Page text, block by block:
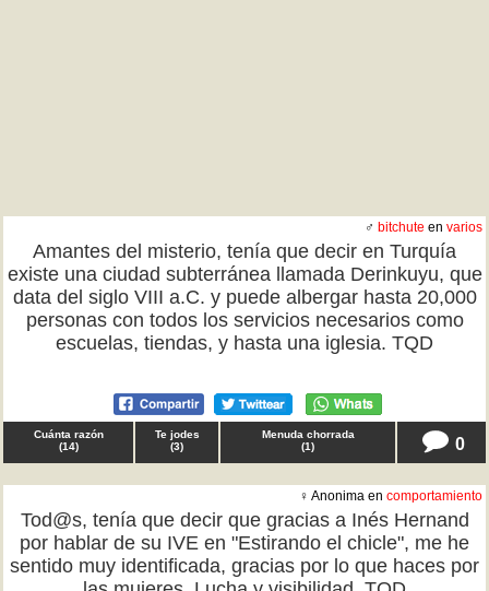
♂ bitchute en varios
Amantes del misterio, tenía que decir en Turquía
existe una ciudad subterránea llamada Derinkuyu, que
data del siglo VIII a.C. y puede albergar hasta 20,000
personas con todos los servicios necesarios como
escuelas, tiendas, y hasta una iglesia. TQD
Cuánta razón
(14)
Te jodes
(3)
Menuda chorrada
(1) 0
♀ Anonima en comportamiento
Tod@s, tenía que decir que gracias a Inés Hernand
por hablar de su IVE en "Estirando el chicle", me he
sentido muy identificada, gracias por lo que haces por